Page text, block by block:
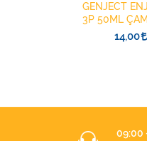
GENJECT
3P 50ML
BESLENME
1852412
14,00
09:00